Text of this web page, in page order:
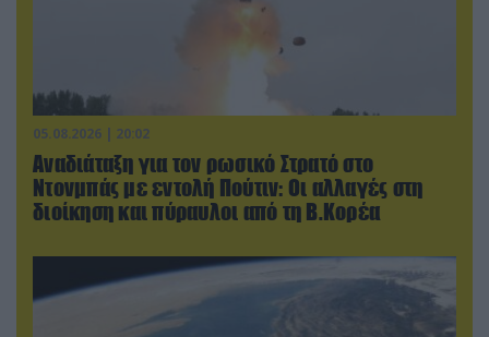
05.08.2026 | 20:02
Αναδιάταξη για τον ρωσικό Στρατό στο
Ντονμπάς με εντολή Πούτιν: Οι αλλαγές στη
διοίκηση και πύραυλοι από τη Β.Κορέα